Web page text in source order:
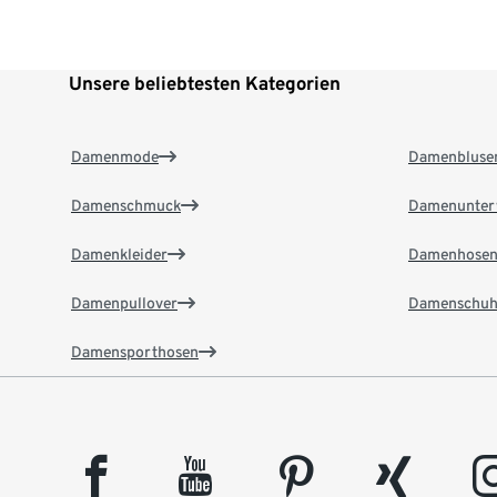
Unsere beliebtesten Kategorien
Damenmode
Damenschmuck
Damenkleider
Damenpullover
Damensporthosen
Damenhosen
facebook youtube pinterest xing